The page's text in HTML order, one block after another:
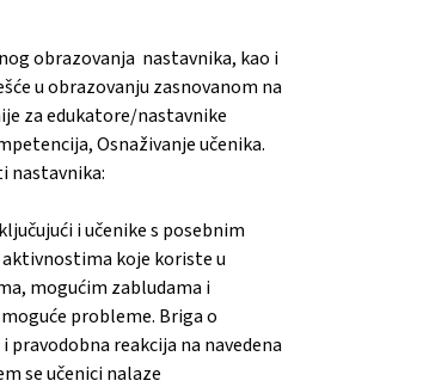
obrazovanja nastavnika, kao i
u obrazovanju zasnovanom na
za edukatore/nastavnike
Osnaživanje učenika.
nastavnika:
i učenike s posebnim
koje koriste u
mogućim zabludama i
probleme. Briga o
reakcija na navedena
se učenici nalaze